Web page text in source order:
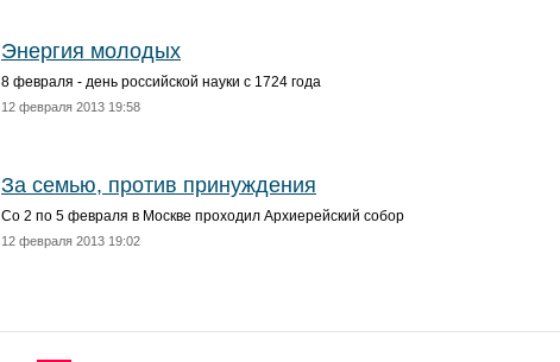
Энергия молодых
8 февраля - день российской науки с 1724 года
12 февраля 2013 19:58
За семью, против принуждения
Со 2 по 5 февраля в Москве проходил Архиерей­ский собор
12 февраля 2013 19:02